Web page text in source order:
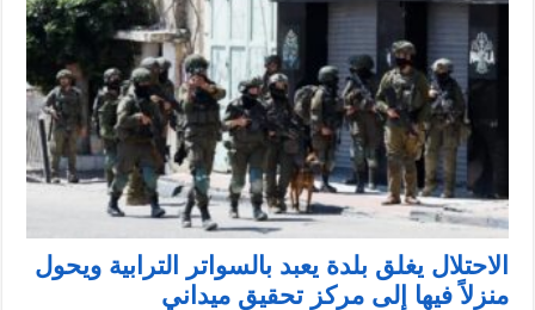
الاحتلال يغلق بلدة يعبد بالسواتر الترابية ويحول
منزلاً فيها إلى مركز تحقيق ميداني